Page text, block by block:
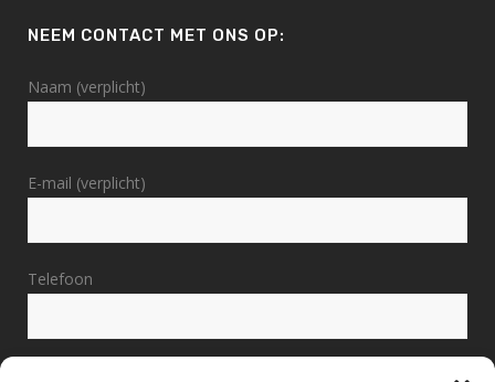
NEEM CONTACT MET ONS OP:
Naam (verplicht)
E-mail (verplicht)
Telefoon